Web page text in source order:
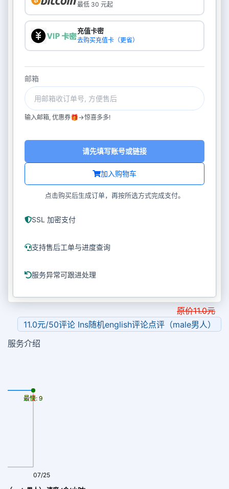
最低 30 元起
充值卡密
去购买充值卡（更省）
邮箱
输入邮箱, 优惠券🎁->惊喜多多!
加入购物车
请先填写账号或链接
点击购买后生成订单，再按所选方式完成支付。
SSL 加密支付
支持售后工单与进度查询
服务异常可跟进处理
原价11.0元
11.0元/50评论 Ins随机english评论点评（male男人）
服务介绍
07/25
最慢: 9
最快: 9